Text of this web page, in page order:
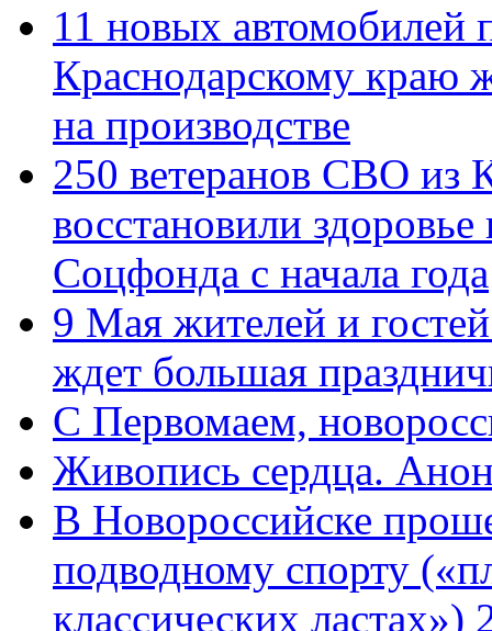
11 новых автомобилей
Краснодарскому краю
на производстве
250 ветеранов СВО из
восстановили
Соцфонда с начала года
9 Мая жителей и
ждет большая
C Первомаем,
Живопись сердца.
В Новороссийске
подводному спорту
классических